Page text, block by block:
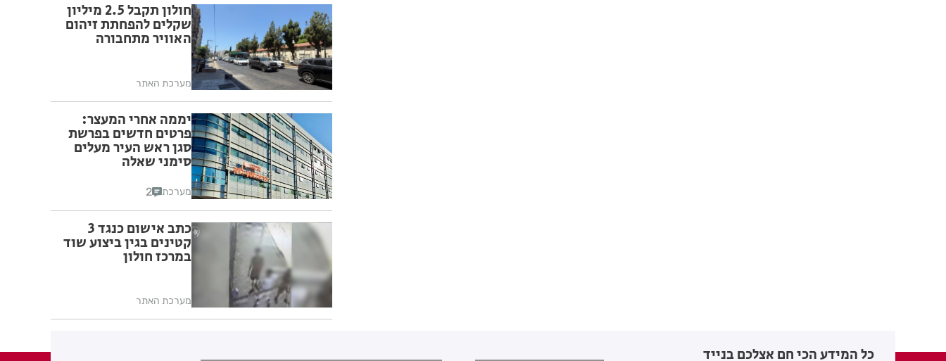
חולון תקבל 2.5 מיליון
שקלים להפחתת זיהום
האוויר מתחבורה
מערכת האתר
יממה אחרי המעצר:
פרטים חדשים בפרשת
סגן ראש העיר מעלים
סימני שאלה
מערכת 2
כתב אישום כנגד 3
קטינים בגין ביצוע שוד
במרכז חולון
מערכת האתר
כל המידע הכי חם אצלכם בנייד